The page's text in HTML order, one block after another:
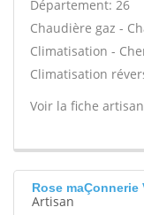
Département: 26
Chaudière gaz -
Climatisation -
Climatisation
Voir la fiche
Rose maÇonnerie
Artisan